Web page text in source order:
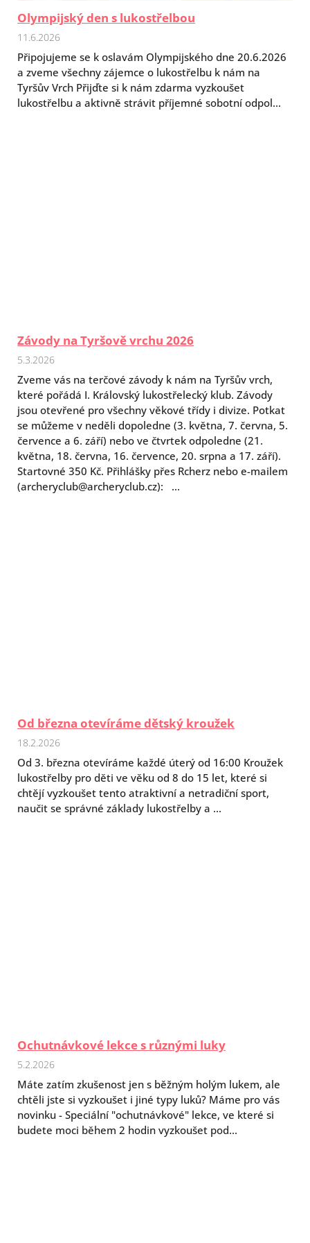
Olympijský den s lukostřelbou
11.6.2026
Připojujeme se k oslavám Olympijského dne 20.6.2026
a zveme všechny zájemce o lukostřelbu k nám na
Tyršův Vrch Přijďte si k nám zdarma vyzkoušet
lukostřelbu a aktivně strávit příjemné sobotní odpol...
Závody na Tyršově vrchu 2026
5.3.2026
Zveme vás na terčové závody k nám na Tyršův vrch,
které pořádá I. Královský lukostřelecký klub. Závody
jsou otevřené pro všechny věkové třídy i divize. Potkat
se můžeme v neděli dopoledne (3. května, 7. června, 5.
července a 6. září) nebo ve čtvrtek odpoledne (21.
května, 18. června, 16. července, 20. srpna a 17. září).
Startovné 350 Kč. Přihlášky přes Rcherz nebo e-mailem
(archeryclub@archeryclub.cz): ...
Od března otevíráme dětský kroužek
18.2.2026
Od 3. března otevíráme každé úterý od 16:00 Kroužek
lukostřelby pro děti ve věku od 8 do 15 let, které si
chtějí vyzkoušet tento atraktivní a netradiční sport,
naučit se správné základy lukostřelby a ...
Ochutnávkové lekce s různými luky
5.2.2026
Máte zatím zkušenost jen s běžným holým lukem, ale
chtěli jste si vyzkoušet i jiné typy luků? Máme pro vás
novinku - Speciální "ochutnávkové" lekce, ve které si
budete moci během 2 hodin vyzkoušet pod...